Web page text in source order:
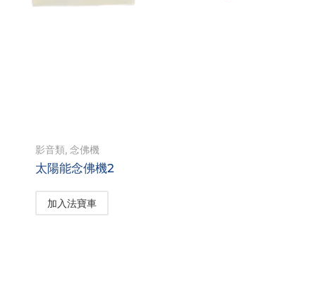
影音類, 念佛機
太陽能念佛機2
加入法寶車